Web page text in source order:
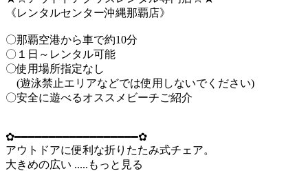
《レンタルセンター沖縄那覇店》
〇那覇空港から車で約10分
〇１日～レンタル可能
〇使用場所指定なし
(遊泳禁止エリアなどでは使用しないでください)
〇安全に遊べるオススメビーチご紹介
✿━━━━━━━━━━━━━━━━━━✿
アウトドアに便利な折りたたみ式チェア。
大きめの広い .....もっと見る